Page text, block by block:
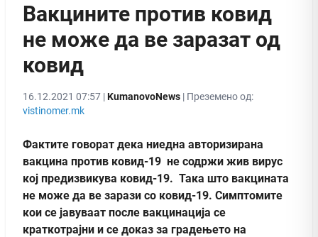
Вакцините против ковид
не може да ве заразат од
ковид
16.12.2021 07:57 |KumanovoNews | Преземено од:
vistinomer.mk
Фактите говорат дека ниедна авторизирана
вакцина против ковид-19 не содржи жив вирус
кој предизвикува ковид-19. Така што вакцината
не може да ве зарази со ковид-19. Симптомите
кои се јавуваат после вакцинација се
краткотрајни и се доказ за градењето на